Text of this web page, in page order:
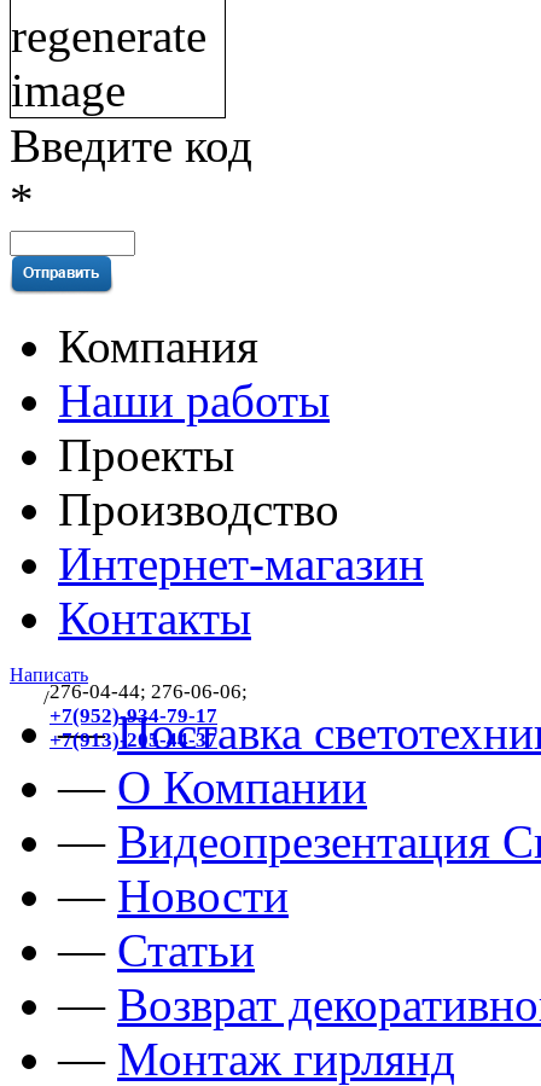
Введите код
*
Компания
Наши работы
Проекты
Производство
Интернет-магазин
Контакты
Написать
/276-04-44; 276-06-06;
+7(952)-934-79-17
+7(913)-205-44-37
—Поставка
— О Компании
— Видеопрезентация
— Новости
— Статьи
— Возврат
— Монтаж гирлянд